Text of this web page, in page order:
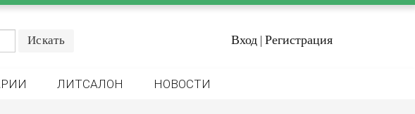
Вход | Регистрация
ЛИТСАЛОН НОВОСТИ